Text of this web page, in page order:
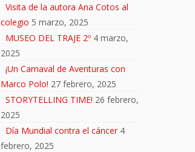
Visita de la autora Ana Cotos al
colegio 5 marzo, 2025
MUSEO DEL TRAJE 2º 4 marzo,
2025
¡Un Carnaval de Aventuras con
Marco Polo! 27 febrero, 2025
STORYTELLING TIME! 26 febrero,
2025
Día Mundial contra el cáncer 4
febrero, 2025